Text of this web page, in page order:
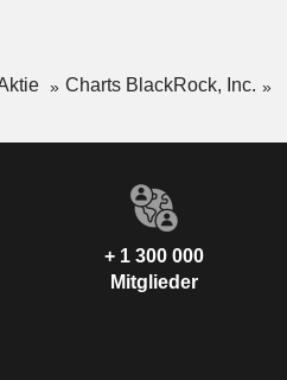
Charts BlackRock, Inc.
+ 1 300 000
Mitglieder